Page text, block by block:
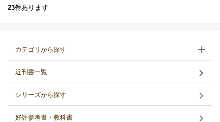
23件あります
カテゴリから探す
近刊書一覧
シリーズから探す
好評参考書・教科書